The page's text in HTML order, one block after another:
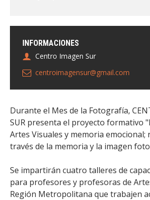
INFORMACIONES
Centro Imagen Sur
centroimagensur@gmail.com
Durante el Mes de la Fotografía,
SUR presenta el proyecto formativo
Artes Visuales y memoria emocional;
través de la memoria y la imagen
Se impartirán cuatro talleres de
para profesores y profesoras de
Región Metropolitana que trabajen